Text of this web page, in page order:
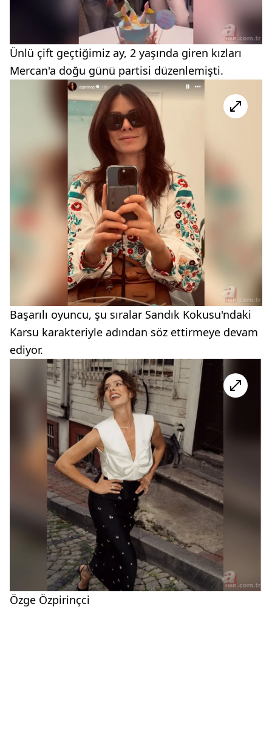
Ünlü çift geçtiğimiz ay, 2 yaşında giren kızları
Mercan'a doğu günü partisi düzenlemişti.
Başarılı oyuncu, şu sıralar Sandık Kokusu'ndaki
Karsu karakteriyle adından söz ettirmeye devam
ediyor.
Özge Özpirinçci